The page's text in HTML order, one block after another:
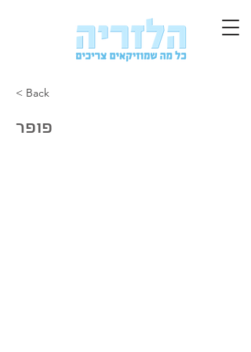
< Back
פופר